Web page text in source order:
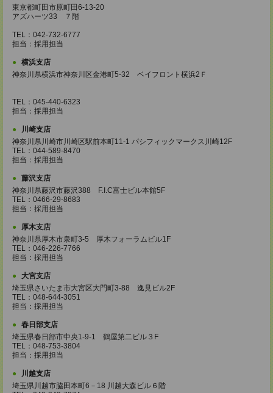
東京都町田市原町田6-13-20
アズハーツ33 ７階
TEL：042-732-6777
担当：採用担当
横浜支店
神奈川県横浜市神奈川区金港町5‐32 ベイフロント横浜2Ｆ
TEL：045-440-6323
担当：採用担当
川崎支店
神奈川県川崎市川崎区駅前本町11-1 パシフィックマークス川崎12F
TEL：044-589-8470
担当：採用担当
藤沢支店
神奈川県藤沢市藤沢388 F.I.C富士ビル本館5F
TEL：0466-29-8683
担当：採用担当
厚木支店
神奈川県厚木市泉町3-5 厚木フォーラムビル1F
TEL：046-226-7766
担当：採用担当
大宮支店
埼玉県さいたま市大宮区大門町3-88 逸見ビル2F
TEL：048-644-3051
担当：採用担当
春日部支店
埼玉県春日部市中央1-9-1 鶴屋第二ビル３F
TEL：048-753-3804
担当：採用担当
川越支店
埼玉県川越市脇田本町6－18 川越大森ビル６階